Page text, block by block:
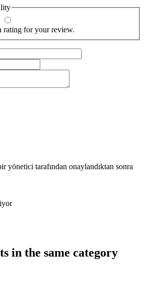
rating for your review.
yönetici tarafından onaylandıktan sonra
in the same category